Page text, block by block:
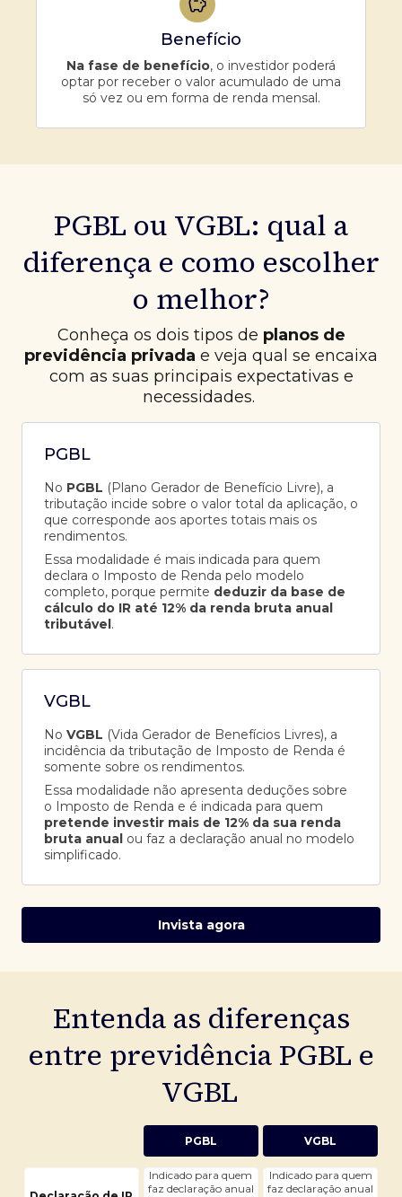
Benefício
Na fase de benefício, o investidor poderá
optar por receber o valor acumulado de uma
só vez ou em forma de renda mensal.
PGBL ou VGBL: qual a
diferença e como escolher
o melhor?
Conheça os dois tipos de planos de
previdência privada e veja qual se encaixa
com as suas principais expectativas e
necessidades.
PGBL
No PGBL (Plano Gerador de Benefício Livre), a
tributação incide sobre o valor total da aplicação, o
que corresponde aos aportes totais mais os
rendimentos.
Essa modalidade é mais indicada para quem
declara o Imposto de Renda pelo modelo
completo, porque permite deduzir da base de
cálculo do IR até 12% da renda bruta anual
tributável.
VGBL
No VGBL (Vida Gerador de Benefícios Livres), a
incidência da tributação de Imposto de Renda é
somente sobre os rendimentos.
Essa modalidade não apresenta deduções sobre
o Imposto de Renda e é indicada para quem
pretende investir mais de 12% da sua renda
bruta anual ou faz a declaração anual no modelo
simplificado.
Invista agora
Entenda as diferenças
entre previdência PGBL e
VGBL
PGBL VGBL
Indicado para quem
faz declaração anual
Indicado para quem
faz declaração anual